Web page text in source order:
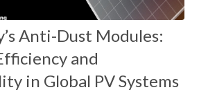
Anti-Dust Modules:
and
in Global PV Systems